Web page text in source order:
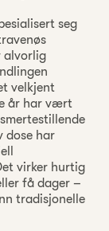
seg
alvorlig
velkjent
år har vært
dose har
virker hurtig
få dager –
tradisjonelle